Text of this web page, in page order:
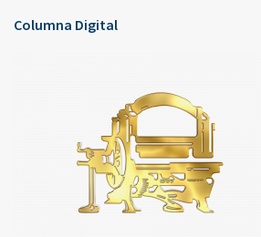
Columna Digital